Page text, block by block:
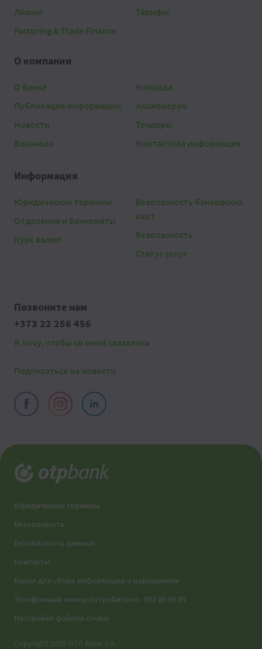
Лизинг
Factoring & Trade Finance
Тарифы
О компании
О банке
Публикация информации
Новости
Вакансии
Команда
Акционерам
Тендеры
Контактная информация
Информация
Юридические термины
Отделения и банкоматы
Курс валют
Безопасность банковских
карт
Безопасность
Статус услуг
Позвоните нам
+373 22 256 456
Я хочу, чтобы со мной связались
Подписаться на новости
Юридические термины
Безопасность
Безопасность данных
Контакты
Канал для сбора информации о нарушениях
Телефонный номер потребителя - 022 85 95 95
Настройки файлов cookie
Copyright 2026 OTP Bank S.A.